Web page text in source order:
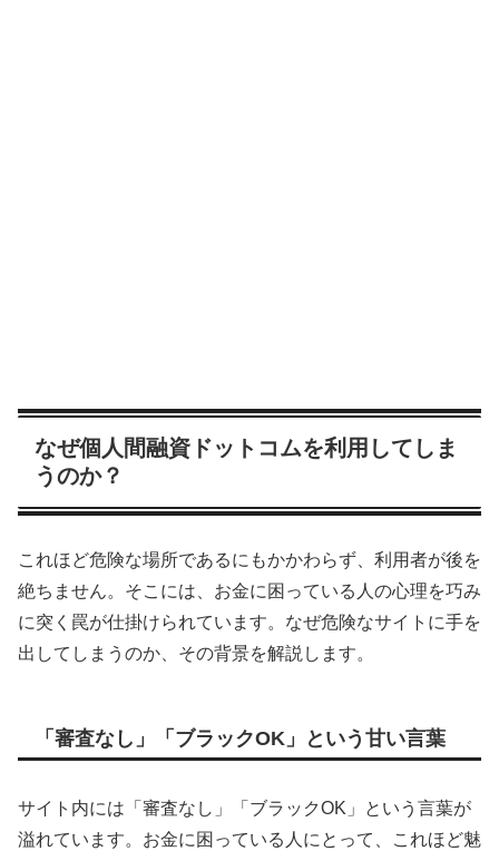
なぜ個人間融資ドットコムを利用してしま
うのか？
これほど危険な場所であるにもかかわらず、利用者が後を
絶ちません。そこには、お金に困っている人の心理を巧み
に突く罠が仕掛けられています。なぜ危険なサイトに手を
出してしまうのか、その背景を解説します。
「審査なし」「ブラックOK」という甘い言葉
サイト内には「審査なし」「ブラックOK」という言葉が
溢れています。お金に困っている人にとって、これほど魅